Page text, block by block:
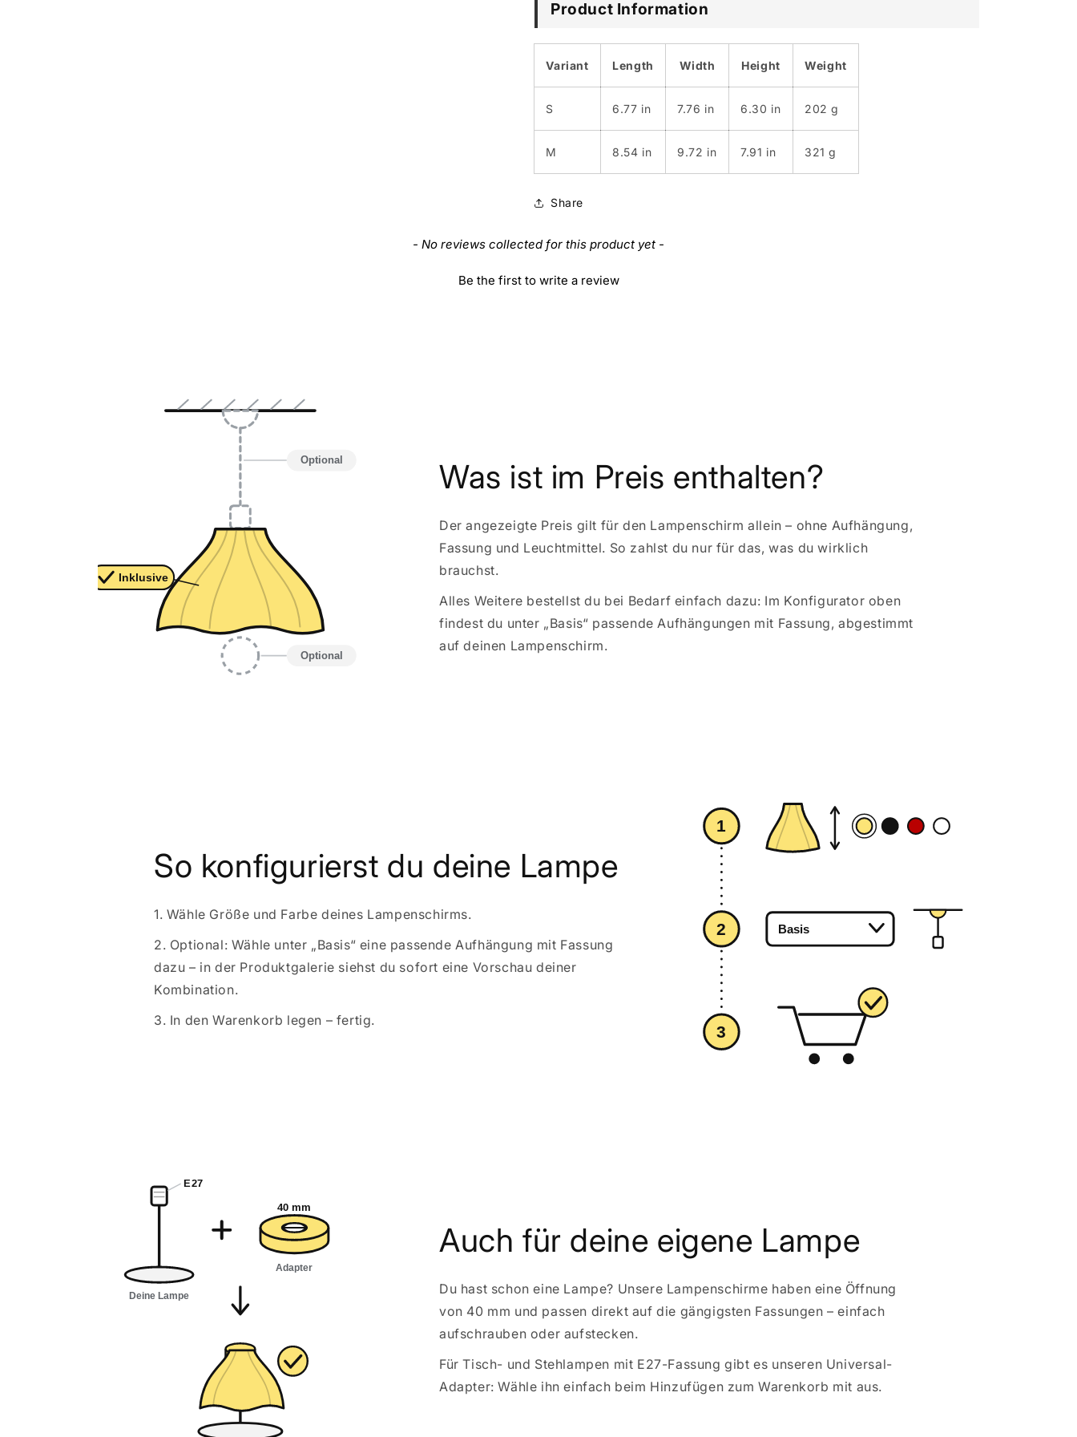
Product Information
Variant Length Width Height Weight
S 6.77 in 7.76 in 6.30 in 202 g
M 8.54 in 9.72 in 7.91 in 321 g
Share
- No reviews collected for this product yet -
Be the first to write a review
Was ist im Preis enthalten?
Der angezeigte Preis gilt für den Lampenschirm allein – ohne Aufhängung,
Fassung und Leuchtmittel. So zahlst du nur für das, was du wirklich
brauchst.
Alles Weitere bestellst du bei Bedarf einfach dazu: Im Konfigurator oben
findest du unter „Basis“ passende Aufhängungen mit Fassung, abgestimmt
auf deinen Lampenschirm.
So konfigurierst du deine Lampe
1. Wähle Größe und Farbe deines Lampenschirms.
2. Optional: Wähle unter „Basis“ eine passende Aufhängung mit Fassung
dazu – in der Produktgalerie siehst du sofort eine Vorschau deiner
Kombination.
3. In den Warenkorb legen – fertig.
Auch für deine eigene Lampe
Du hast schon eine Lampe? Unsere Lampenschirme haben eine Öffnung
von 40 mm und passen direkt auf die gängigsten Fassungen – einfach
aufschrauben oder aufstecken.
Für Tisch- und Stehlampen mit E27-Fassung gibt es unseren Universal-
Adapter: Wähle ihn einfach beim Hinzufügen zum Warenkorb mit aus.